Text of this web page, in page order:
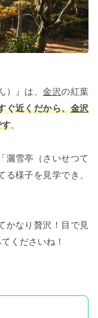
）』は、金沢の紅葉
ぐ近くだから、金沢
。
灑雪亭（さいせつて
様子を見学でき、
かなり贅沢！目で見
くださいね！